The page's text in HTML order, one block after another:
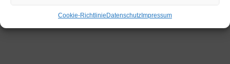
Cookie-Richtlinie Datenschutz Impressum